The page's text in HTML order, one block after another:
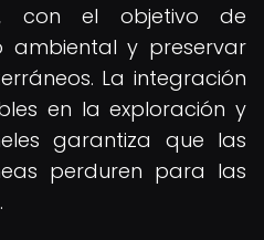
con el objetivo de
ambiental y preservar
La integración
en la exploración y
garantiza que las
perduren para las